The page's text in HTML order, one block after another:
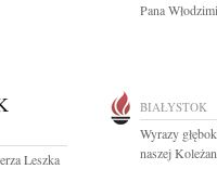
Pana
Leszka
BIAŁYSTOK
Wyrazy
naszej